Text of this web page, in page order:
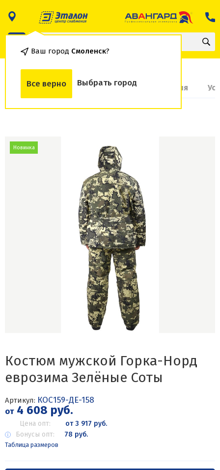
Ваш город Смоленск?
Все верно Выбрать город
О товаре Доставка и оплата Гарантия
Новинка
Костюм мужской Горка-Норд
еврозима Зелёные Соты
Артикул: КОС159-ДЕ-158
от4 608 руб.
Цена опт:
от 3 917 руб.
Бонусы опт:
78 руб.
Таблица размеров